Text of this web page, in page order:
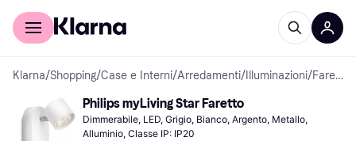
Per il tuo shopping
Klarna/Shopping/Case e Interni/Arredamenti/ Illuminazioni/ Faretti
Philips myLiving Star Faretto
Dimmerabile, LED, Grigio, Bianco, Argento, Metallo,
Alluminio, Classe IP: IP20